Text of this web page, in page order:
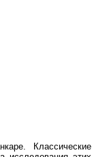
Классические